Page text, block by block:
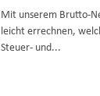
Mit unserem Brutto-
leicht errechnen,
Steuer- und...